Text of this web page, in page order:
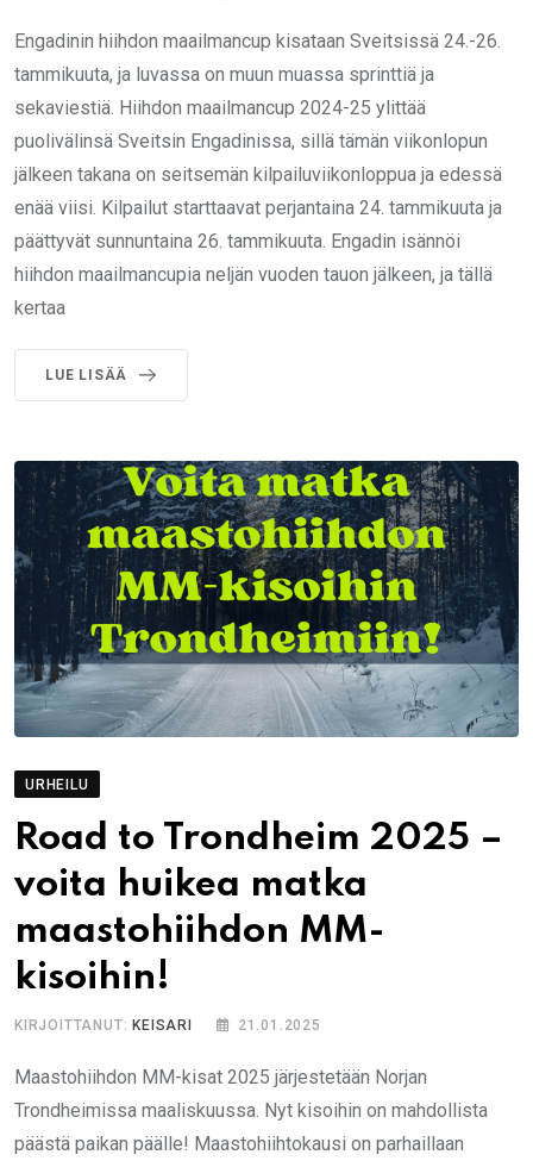
Engadinin hiihdon maailmancup kisataan Sveitsissä 24.-26.
tammikuuta, ja luvassa on muun muassa sprinttiä ja
sekaviestiä. Hiihdon maailmancup 2024-25 ylittää
puolivälinsä Sveitsin Engadinissa, sillä tämän viikonlopun
jälkeen takana on seitsemän kilpailuviikonloppua ja edessä
enää viisi. Kilpailut starttaavat perjantaina 24. tammikuuta ja
päättyvät sunnuntaina 26. tammikuuta. Engadin isännöi
hiihdon maailmancupia neljän vuoden tauon jälkeen, ja tällä
kertaa
LUE LISÄÄ
URHEILU
Road to Trondheim 2025 –
voita huikea matka
maastohiihdon MM-
kisoihin!
KIRJOITTANUT: KEISARI 21.01.2025
Maastohiihdon MM-kisat 2025 järjestetään Norjan
Trondheimissa maaliskuussa. Nyt kisoihin on mahdollista
päästä paikan päälle! Maastohiihtokausi on parhaillaan